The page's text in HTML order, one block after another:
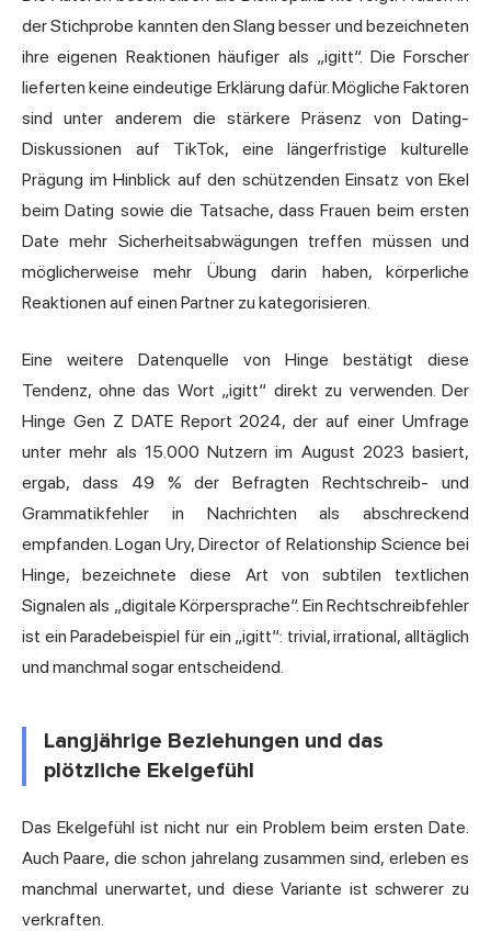
der Stichprobe kannten den Slang besser und bezeichneten
ihre eigenen Reaktionen häufiger als „igitt“. Die Forscher
lieferten keine eindeutige Erklärung dafür. Mögliche Faktoren
sind unter anderem die stärkere Präsenz von Dating-
Diskussionen auf TikTok, eine längerfristige kulturelle
Prägung im Hinblick auf den schützenden Einsatz von Ekel
beim Dating sowie die Tatsache, dass Frauen beim ersten
Date mehr Sicherheitsabwägungen treffen müssen und
möglicherweise mehr Übung darin haben, körperliche
Reaktionen auf einen Partner zu kategorisieren.
Eine weitere Datenquelle von Hinge bestätigt diese
Tendenz, ohne das Wort „igitt“ direkt zu verwenden. Der
Hinge Gen Z DATE Report 2024, der auf einer Umfrage
unter mehr als 15.000 Nutzern im August 2023 basiert,
ergab, dass 49 % der Befragten Rechtschreib- und
Grammatikfehler in Nachrichten als abschreckend
empfanden. Logan Ury, Director of Relationship Science bei
Hinge, bezeichnete diese Art von subtilen textlichen
Signalen als „digitale Körpersprache“. Ein Rechtschreibfehler
ist ein Paradebeispiel für ein „igitt“: trivial, irrational, alltäglich
und manchmal sogar entscheidend.
Langjährige Beziehungen und das
plötzliche Ekelgefühl
Das Ekelgefühl ist nicht nur ein Problem beim ersten Date.
Auch Paare, die schon jahrelang zusammen sind, erleben es
manchmal unerwartet, und diese Variante ist schwerer zu
verkraften.